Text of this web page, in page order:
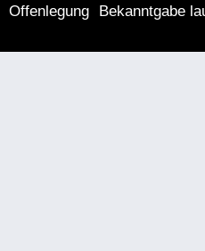
Offenlegung Bekanntgabe